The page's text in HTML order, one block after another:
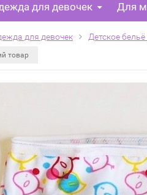
для девочек Для
для девочек Детское
товар